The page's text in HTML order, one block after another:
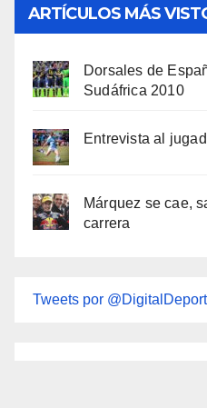
ARTÍCULOS MÁS
Dorsales de
Sudáfrica 2010
Entrevista al
Márquez se cae,
carrera
Tweets por